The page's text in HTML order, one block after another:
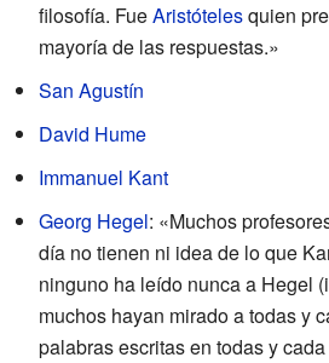
filosofía. FueAristótelesquien
mayoría de las respuestas.»
San Agustín
David Hume
Immanuel Kant
Georg Hegel: «Muchos
día no tienen ni idea de lo que
ninguno ha leído nunca a Hegel
muchos hayan mirado a todas y
palabras escritas en todas y